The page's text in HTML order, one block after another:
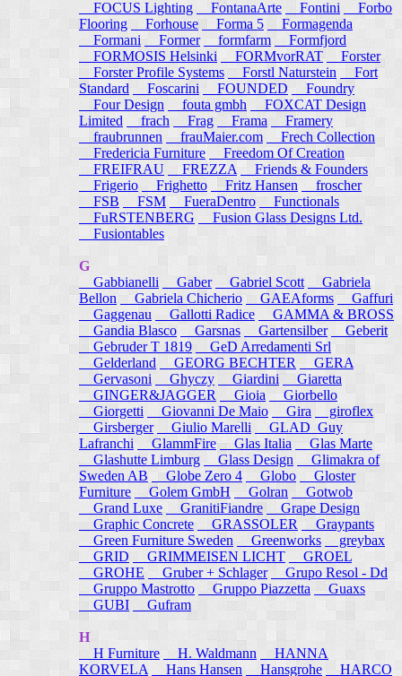
FOCUS Lighting
FontanaArte Fontini
Forbo
Flooring
Forhouse Forma 5
Formagenda
Formani
Former formfarm
Formfjord
FORMOSIS Helsinki
FORMvorRAT
Forster
Forster Profile Systems
Forstl Naturstein
Fort
Standard
Foscarini FOUNDED
Foundry
Four Design
fouta gmbh
FOXCAT Design
Limited
frach Frag Frama
Framery
fraubrunnen
frauMaier.com
Frech Collection
Fredericia Furniture
Freedom Of Creation
FREIFRAU
FREZZA
Friends & Founders
Frigerio
Frighetto Fritz Hansen
froscher
FSB
FSM FueraDentro
Functionals
FuRSTENBERG
Fusion Glass Designs Ltd.
Fusiontables
G
Gabbianelli
Gaber Gabriel Scott
Gabriela
Bellon
Gabriela Chicherio GAEAforms
Gaffuri
Gaggenau
Gallotti Radice
GAMMA & BROSS
Gandia Blasco
Garsnas Gartensilber
Geberit
Gebruder T 1819
GeD Arredamenti Srl
Gelderland
GEORG BECHTER
GERA
Gervasoni
Ghyczy Giardini
Giaretta
GINGER&JAGGER
Gioia
Giorbello
Giorgetti
Giovanni De Maio Gira
giroflex
Girsberger
Giulio Marelli
GLAD_Guy
Lafranchi
GlammFire Glas Italia
Glas Marte
Glashutte Limburg
Glass Design
Glimakra of
Sweden AB
Globe Zero 4 Globo
Gloster
Furniture
Golem GmbH Golran
Gotwob
Grand Luxe
GranitiFiandre
Grape Design
Graphic Concrete
GRASSOLER
Graypants
Green Furniture Sweden
Greenworks
greybax
GRID
GRIMMEISEN LICHT
GROEL
GROHE
Gruber + Schlager
Grupo Resol - Dd
Gruppo Mastrotto
Gruppo Piazzetta
Guaxs
GUBI
Gufram
H
H Furniture
H. Waldmann
HANNA
KORVELA
Hans Hansen Hansgrohe HARCO